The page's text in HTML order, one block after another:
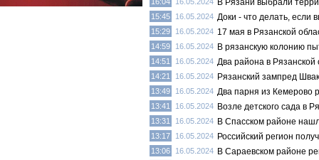
В Рязани выбрали
15:45 16.05.2024 Доки - что делать, если
15:29 16.05.2024 17 мая в Рязанской
14:59 16.05.2024 В рязанскую колонию
14:51 16.05.2024 Два района в Рязанской
14:21 16.05.2024 Рязанский зампред
13:49 16.05.2024 Два парня из Кемерово
13:41 16.05.2024 Возле детского сада в
13:31 16.05.2024 В Спасском районе
13:17 16.05.2024 Российский регион
13:06 16.05.2024 В Сараевском районе